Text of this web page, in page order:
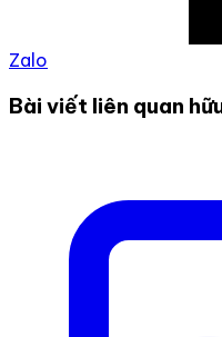
Zalo
Bài viết liên quan